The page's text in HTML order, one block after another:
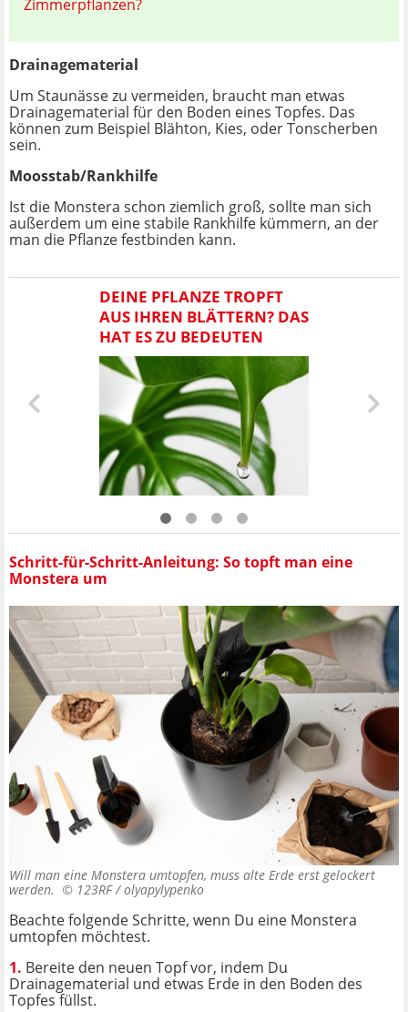
Zimmerpflanzen?
Drainagematerial
Um Staunässe zu vermeiden, braucht man etwas
Drainagematerial für den Boden eines Topfes. Das
können zum Beispiel Blähton, Kies, oder Tonscherben
sein.
Moosstab/Rankhilfe
Ist die Monstera schon ziemlich groß, sollte man sich
außerdem um eine stabile Rankhilfe kümmern, an der
man die Pflanze festbinden kann.
DEINE PFLANZE TROPFT
AUS IHREN BLÄTTERN? DAS
HAT ES ZU BEDEUTEN
Schritt-für-Schritt-Anleitung: So topft man eine
Monstera um
Will man eine Monstera umtopfen, muss alte Erde erst gelockert
werden. © 123RF / olyapylypenko
Beachte folgende Schritte, wenn Du eine Monstera
umtopfen möchtest.
1. Bereite den neuen Topf vor, indem Du
Drainagematerial und etwas Erde in den Boden des
Topfes füllst.